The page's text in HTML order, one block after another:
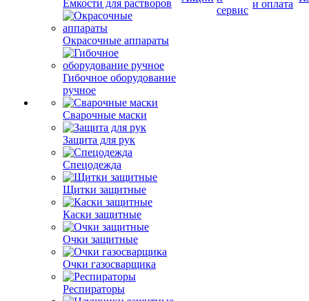
Емкости для растворов
Окрасочные аппараты
Гибочное оборудование
ручное
Сварочные маски
Защита для рук
Спецодежда
Щитки защитные
Каски защитные
Очки защитные
Очки газосварщика
Респираторы
сервис
и оплата